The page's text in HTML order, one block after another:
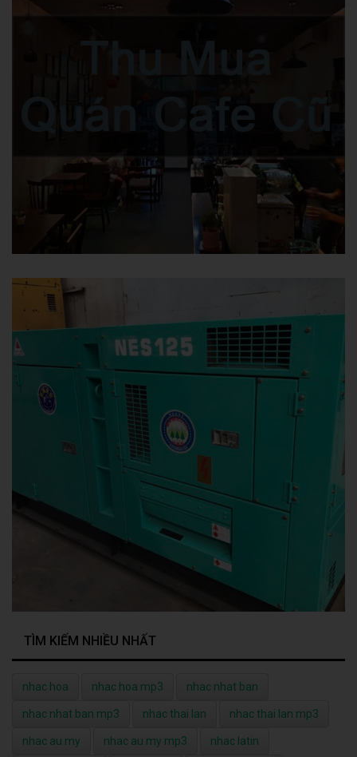
TÌM KIẾM NHIỀU NHẤT
nhac hoa nhac hoa mp3 nhac nhat ban
nhac nhat ban mp3 nhac thai lan nhac thai lan mp3
nhac au my nhac au my mp3 nhac latin